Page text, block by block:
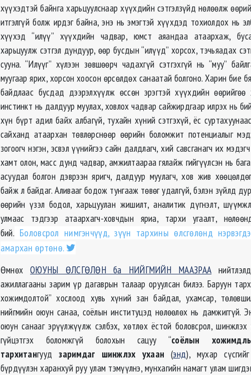
хүүхэдтэй байнга харьцуулснаар хүүхдийн сэтгэлзүйд нөлөөлж
итгэлгүй болж ирдэг байна, энэ нь эмэгтэй хүүхдэд тохиолдох нь
хүүхэд “илүү” хүүхдийн чадвар, юмст аяандаа атаархаж,
харьцуулж сэтгэл дундуур, өөр бусдын “илүүд” хорсох, тэчьяадах
сууна. “Илүүг” хүлээн зөвшөөрч чадахгүй сэтгэхгүй нь “муу”
муугаар ярих, хорсон хоосон өрсөлдөх санаатай болгоно. Харин бие
байдлаас бусдад дээрэлхүүлж өссөн эрэгтэй хүүхдийн өөрийгөө
инстинкт нь далдуур муулах, ховлох чадвар сайжирдгаар илрэх нь
хүн бүрт адил байх албагүй, тухайн хүний сэтгэхүй, ёс
сайханд атаархан төвлөрснөөр өөрийн боломжит потенциалыг
зогоогч нэгэн, эсвэл үүнийгээ сайн далдлагч, хий савсганагч их
хамт олон, масс дунд чадвар, амжилтаараа гялайж гийгүүлсэн нь
асуудал болгон дэврээн яригч, далдуур муулагч, хов жив
байж л байдаг. Аливааг бодож тунгааж төвөг удалгүй, бэлэн зүйлд
өөрийн үзэл бодол, харьцуулан жишилт, аналитик дүгнэлт,
улмаас тэдгээр атаархагч-ховчдын яриа, тархи угаалт,
бий. Боловсрол нимгэнчүүд, зүүн тархины өлсгөлөнд
амархан өртөнө.
ӨмнөхОЮУНЫ ӨЛСГӨЛӨН ба НИЙГМИЙН МААЗРАА
ажиллагааны зарим үр дагаврын талаар оруулсан билээ. Баруун
хожимдолтой” хослоод хувь хүний зан байдал, ухамсар,
нийгмийн оюун санаа, соёлын институцэд нөлөөлөх нь дамжиггүй.
оюун санааг эрүүлжүүлж сэлбэх, хөтлөх ёстой боловсрол, шинжлэх
гүйцэтгэх боломжгүй болохын сацуу “соёлын
тархитангуудзаримдаг шинжлэх ухаан (энд), мухар
бүрдүүлэн харанхуй руу улам тэмүүлнэ, мунхагийн намагт улам